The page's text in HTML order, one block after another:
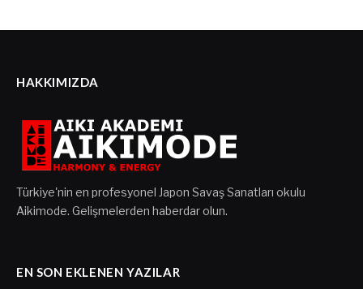
HAKKIMIZDA
Türkiye'nin en profesyonel Japon Savaş Sanatları okulu
Aikimode. Gelişmelerden haberdar olun.
EN SON EKLENEN YAZILAR